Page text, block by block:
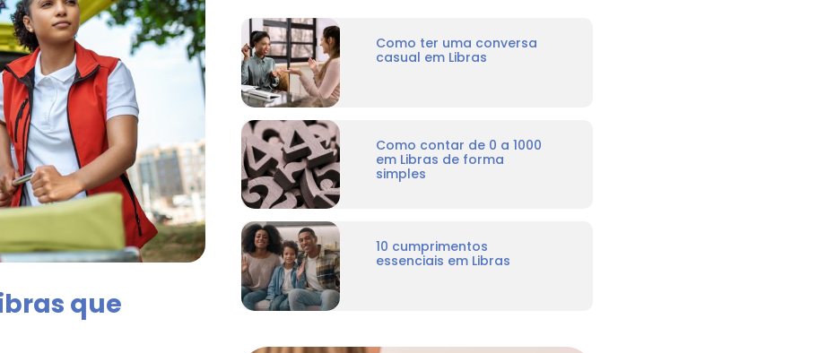
que
Como ter uma conversa
casual em Libras
Como contar de 0 a 1000
em Libras de forma
simples
10 cumprimentos
essenciais em Libras